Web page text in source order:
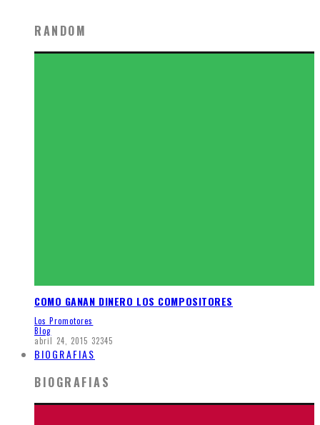
RANDOM
COMO GANAN DINERO LOS COMPOSITORES
Los Promotores
Blog
abril 24, 2015 32345
BIOGRAFIAS
BIOGRAFIAS